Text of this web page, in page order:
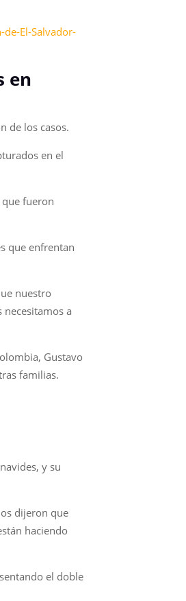
El-Salvador-
en
de los casos.
en el
fueron
que enfrentan
nuestro
a
Gustavo
familias.
y su
dijeron que
haciendo
el doble